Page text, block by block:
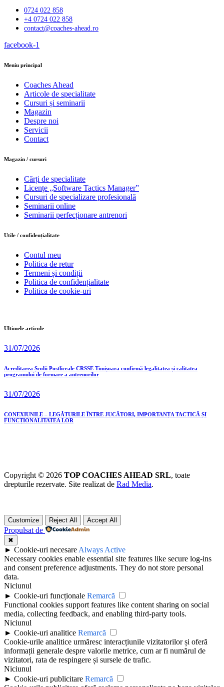
0724 022 858
+4 0724 022 858
contact@coaches-ahead.ro
facebook-1
Meniu principal
Coaches Ahead
Articole de specialitate
Cursuri și seminarii
Magazin
Despre noi
Servicii
Contact
Magazin / cursuri
Cărți de specialitate
Licențe „Software Tactics Manager”
Cursuri de specializare profesională
Seminarii online
Seminarii perfecționare antrenori
Utile / confidențialitate
Contul meu
Politica de retur
Termeni și condiții
Politica de confidențialitate
Politica de cookie-uri
Ultimele articole
31/07/2026
Acreditarea Școlii Postliceale CRSSE Timișoara confirmă legalitatea și calitatea
programului de formare a antrenorilor
31/07/2026
CONEXIUNILE – LEGĂTURILE ÎNTRE JUCĂTORI, IMPORTANȚA TACTICĂ ȘI
FUNCȚIONALITATEA LOR
Copyright © 2026 TOP COACHES AHEAD SRL, toate
drepturile rezervate. Site realizat de Rad Media.
Customize Reject All Accept All
Propulsat de
✖
► Cookie-uri necesare Always Active
Necessary cookies enable essential site features like secure log-ins
and consent preference adjustments. They do not store personal
data.
Niciunul
► Cookie-uri funcționale Remarcă
Functional cookies support features like content sharing on social
media, collecting feedback, and enabling third-party tools.
Niciunul
► Cookie-uri analitice Remarcă
Cookie-urile analitice urmăresc interacțiunile vizitatorilor și oferă
informații generale despre valorile metrice, cum ar fi numărul de
vizitatori, rata de respingere și sursele de trafic.
Niciunul
► Cookie-uri publicitare Remarcă